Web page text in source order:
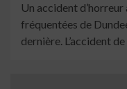
Un accident d’horreur
fréquentées de
dernière. L’accident